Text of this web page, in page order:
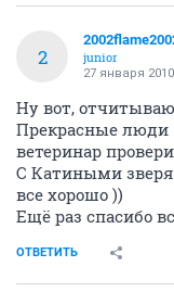
2
junior
27 января 2010
Ну вот,
Прекрасные люди
ветеринар
С Катиными
все хорошо ))
Ещё раз спасибо
ОТВЕТИТЬ